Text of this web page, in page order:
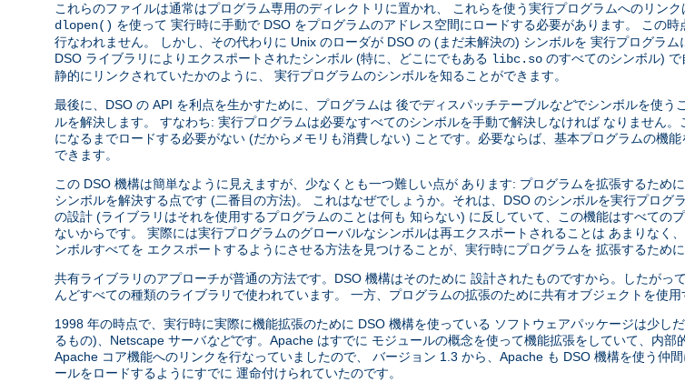
これらのファイルは通常はプログラム専用のディレクトリに置かれ、 これらを使う実行プログラムへのリン
dlopen() を使って 実行時に手動で DSO をプログラムのアドレス空間にロードする必要があります。 この
行なわれません。 しかし、その代わりに Unix のローダが DSO の (まだ未解決の) シンボルを 実行プログラ
DSO ライブラリによりエクスポートされたシンボル (特に、どこにでもある libc.so のすべてのシンボル)
静的にリンクされていたかのように、 実行プログラムのシンボルを知ることができます。
最後に、DSO の API を利点を生かすために、プログラムは 後でディスパッチテーブルなどでシンボルを使う
ルを解決します。 すなわち: 実行プログラムは必要なすべてのシンボルを手動で解決しなければ なりません
になるまでロードする必要がない (だからメモリも消費しない) ことです。必要ならば、基本プログラムの機
できます。
この DSO 機構は簡単なように見えますが、少なくとも一つ難しい点が あります: プログラムを拡張するため
シンボルを解決する点です (二番目の方法)。 これはなぜでしょうか。それは、DSO のシンボルを実行プログ
の設計 (ライブラリはそれを使用するプログラムのことは何も 知らない) に反していて、この機能はすべての
ないからです。 実際には実行プログラムのグローバルなシンボルは再エクスポートされることは あまりなく
ンボルすべてを エクスポートするようにさせる方法を見つけることが、実行時にプログラムを 拡張するため
共有ライブラリのアプローチが普通の方法です。DSO 機構はそのために 設計されたものですから。したがっ
んどすべての種類のライブラリで使われています。 一方、プログラムの拡張のために共有オブジェクトを使用
1998 年の時点で、実行時に実際に機能拡張のために DSO 機構を使っている ソフトウェアパッケージは少し
るもの)、Netscape サーバなどです。Apache はすでに モジュールの概念を使って機能拡張をしていて、内
Apache コア機能へのリンクを行なっていましたので、 バージョン 1.3 から、Apache も DSO 機構を使う仲
ールをロードするようにすでに 運命付けられていたのです。